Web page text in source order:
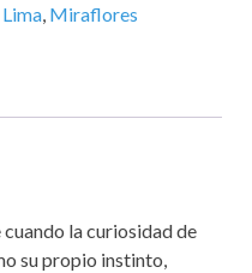
Lima Miraflores
la curiosidad de
su propio instinto,